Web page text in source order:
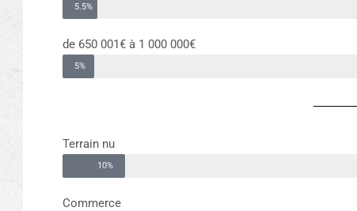
5.5%
de 650 001€ à 1 000 000€
5%
Terrain nu
10%
Commerce